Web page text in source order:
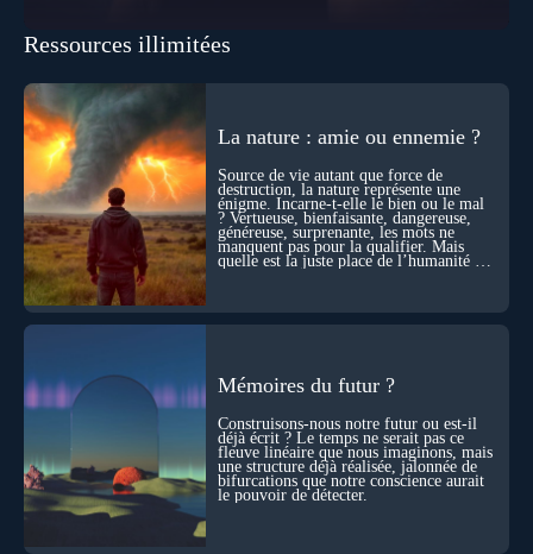
les pensées d’autrui ? Que deviennent l’espace, le temps… et
disparaître ? Au fil de cet échange, Nicolas raconte ses
expériences les plus troublantes : visions vérifiées,
explorations du cosmos, présence d’autres consciences
durant ses sorties, protocoles scientifiques… et toujours, cette
sensation étrange d’être relié à bien plus vaste que lui-même
! Sommes-nous à l’aube d’une révolution de la conscience ?
Sans doute. Mais encore faut-il accepter d’explorer ces
territoires avec lucidité, et rigueur…
Ressources illimitées
La nature : amie ou ennemie ?
Source de vie autant que force de
destruction, la nature représente une
énigme. Incarne-t-elle le bien ou le mal
? Vertueuse, bienfaisante, dangereuse,
généreuse, surprenante, les mots ne
manquent pas pour la qualifier. Mais
quelle est la juste place de l’humanité au
Mémoires du futur ?
Construisons-nous notre futur ou est-il
déjà écrit ? Le temps ne serait pas ce
fleuve linéaire que nous imaginons, mais
une structure déjà réalisée, jalonnée de
bifurcations que notre conscience aurait
le pouvoir de détecter.